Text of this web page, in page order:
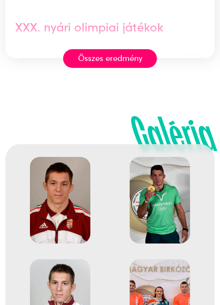
XXX. nyári olimpiai játékok
Nur-Szultán
Kazaksztán
kötöttfogású világbajnokság
Kötöttfogású 77kg
2017
Franciaország
Összes eredmény
Galéria